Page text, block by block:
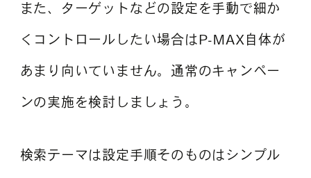
また、ターゲットなどの設定を手動で細か
くコントロールしたい場合はP-MAX自体が
あまり向いていません。通常のキャンペー
ンの実施を検討しましょう。
検索テーマは設定手順そのものはシンプル